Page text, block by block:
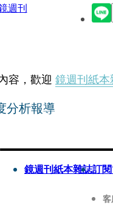
週刊
容，歡迎 鏡週刊紙本
分析報導
鏡週刊紙本雜誌訂